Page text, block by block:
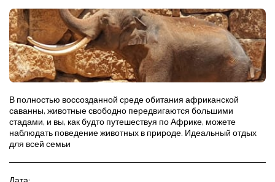
В полностью воссозданной среде обитания африканской
саванны, животные свободно передвигаются большими
стадами, и вы, как будто путешествуя по Африке, можете
наблюдать поведение животных в природе. Идеальный отдых
для всей семьи